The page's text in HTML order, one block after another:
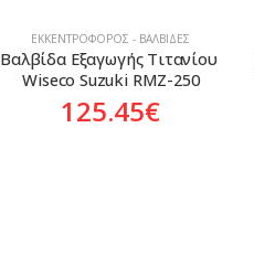
ΕΚΚΕΝΤΡΟΦΌΡΟΣ - ΒΑΛΒΊΔΕΣ
Βαλβίδα Εξαγωγής Τιτανίου
Wiseco Suzuki RMZ-250
125.45€